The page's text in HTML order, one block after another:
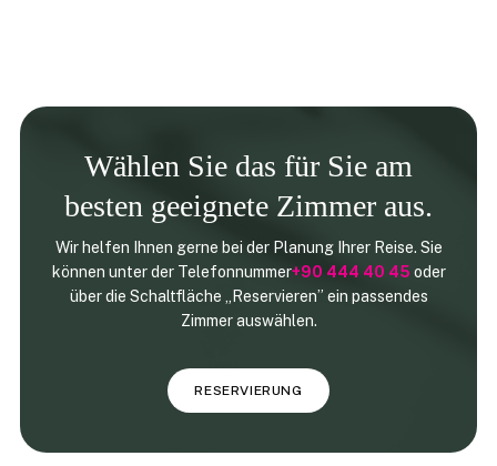
Wählen Sie das für Sie am
besten geeignete Zimmer aus.
Wir helfen Ihnen gerne bei der Planung Ihrer Reise. Sie
können unter der Telefonnummer+90 444 40 45 oder
über die Schaltfläche
„Reservieren” ein passendes
Zimmer auswählen.
RESERVIERUNG